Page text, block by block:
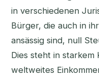
in verschiedenen
Bürger, die auch in
ansässig sind, null
Dies steht in starkem
weltweites